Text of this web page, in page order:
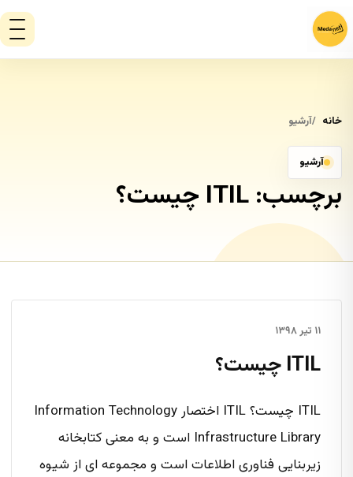
خانه آرشیو
آرشیو
برچسب: ITIL چیست؟
۱۱ تیر ۱۳۹۸
ITIL چیست؟
ITIL چیست؟ ITIL اختصار Information Technology
Infrastructure Library است و به معنی کتابخانه
زیربنایی فناوری اطلاعات است و مجموعه ای از شیوه